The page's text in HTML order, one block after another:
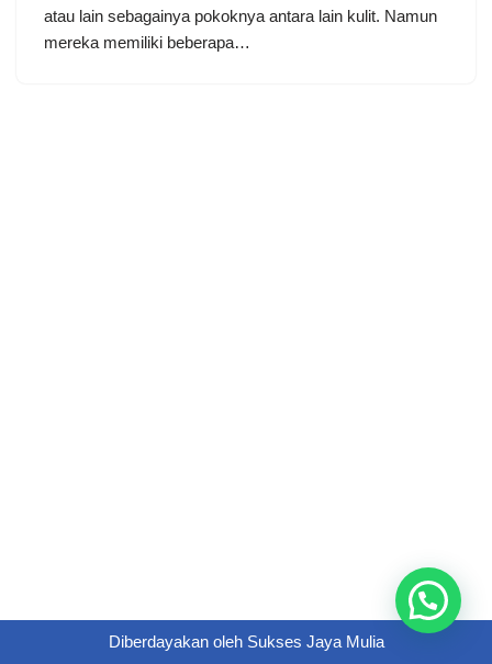
atau lain sebagainya pokoknya antara lain kulit. Namun
mereka memiliki beberapa…
Diberdayakan oleh Sukses Jaya Mulia